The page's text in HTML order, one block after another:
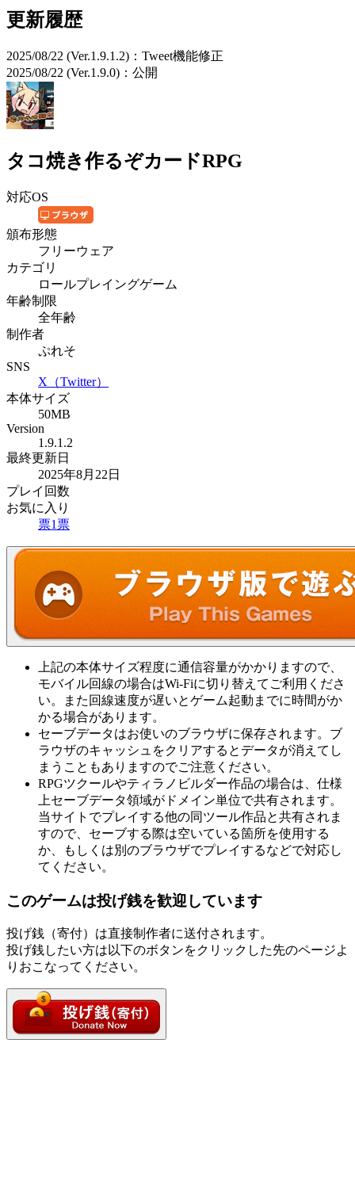
更新履歴
2025/08/22 (Ver.1.9.1.2)：Tweet機能修正
2025/08/22 (Ver.1.9.0)：公開
タコ焼き作るぞカードRPG
対応OS
頒布形態
フリーウェア
カテゴリ
ロールプレイングゲーム
年齢制限
全年齢
制作者
ぷれそ
SNS
X（Twitter）
本体サイズ
50MB
Version
1.9.1.2
最終更新日
2025年8月22日
プレイ回数
お気に入り
票1 票
上記の本体サイズ程度に通信容量がかかりますので、
モバイル回線の場合はWi-Fiに切り替えてご利用くださ
い。また回線速度が遅いとゲーム起動までに時間がか
かる場合があります。
セーブデータはお使いのブラウザに保存されます。ブ
ラウザのキャッシュをクリアするとデータが消えてし
まうこともありますのでご注意ください。
RPGツクールやティラノビルダー作品の場合は、仕様
上セーブデータ領域がドメイン単位で共有されます。
当サイトでプレイする他の同ツール作品と共有されま
すので、セーブする際は空いている箇所を使用する
か、もしくは別のブラウザでプレイするなどで対応し
てください。
このゲームは投げ銭を歓迎しています
投げ銭（寄付）は直接制作者に送付されます。
投げ銭したい方は以下のボタンをクリックした先のページよ
りおこなってください。